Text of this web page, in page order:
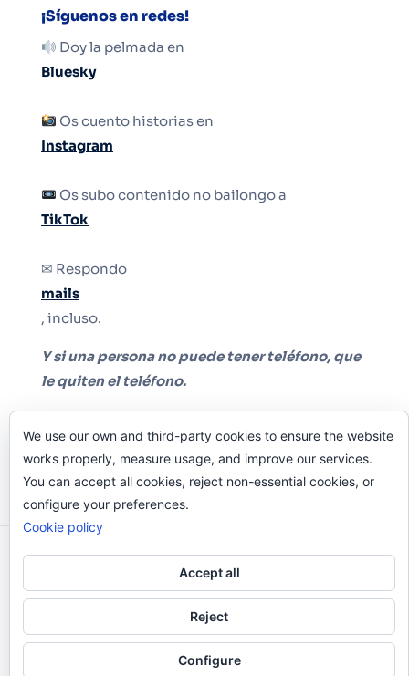
¡Síguenos en redes!
Doy la pelmada en
Bluesky
Os cuento historias en
Instagram
Os subo contenido no bailongo a
TikTok
✉ Respondo
mails
, incluso.
Y si una persona no puede tener teléfono, que
le quiten el teléfono.
Odi O'Malley © 2016-2025. Todos Los Derechos
Reservados.
We use our own and third-party cookies to ensure the website
works properly, measure usage, and improve our services.
You can accept all cookies, reject non-essential cookies, or
configure your preferences.
Cookie policy
Accept all
Reject
Configure